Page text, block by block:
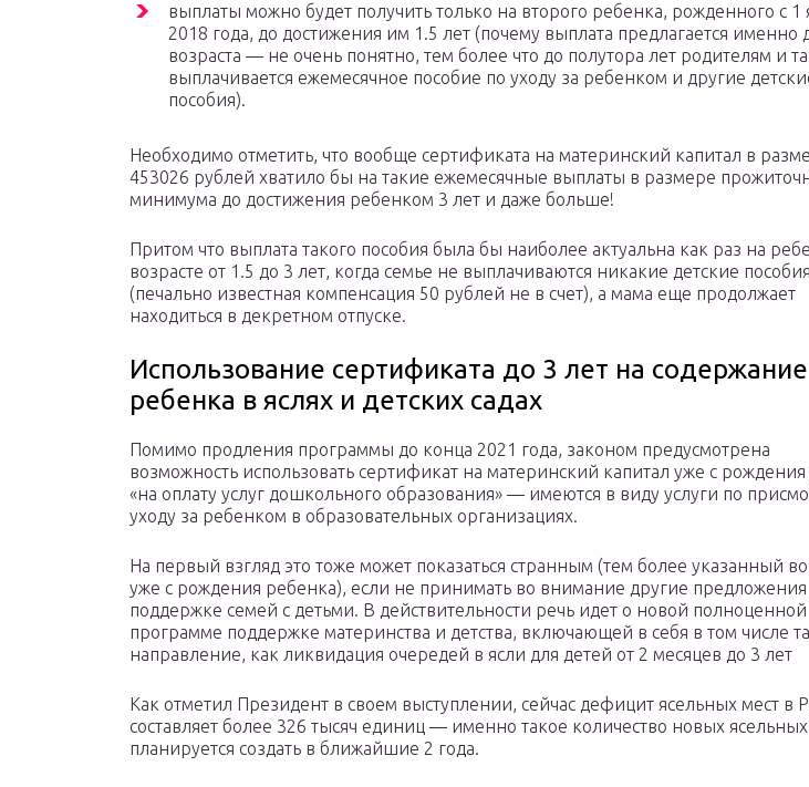
выплаты можно будет получить только на второго ребенка, рожденного с 1
2018 года, до достижения им 1.5 лет (почему выплата предлагается именно
возраста — не очень понятно, тем более что до полутора лет родителям и
выплачивается ежемесячное пособие по уходу за ребенком и другие
пособия).
Необходимо отметить, что вообще сертификата на материнский капитал в
453026 рублей хватило бы на такие ежемесячные выплаты в размере
минимума до достижения ребенком 3 лет и даже больше!
Притом что выплата такого пособия была бы наиболее актуальна как раз на
возрасте от 1.5 до 3 лет, когда семье не выплачиваются никакие детские пособия
(печально известная компенсация 50 рублей не в счет), а мама еще продолжает
находиться в декретном отпуске.
Использование сертификата до 3 лет на содержание
ребенка в яслях и детских садах
Помимо продления программы до конца 2021 года, законом предусмотрена
возможность использовать сертификат на материнский капитал уже с
«на оплату услуг дошкольного образования» — имеются в виду услуги по
уходу за ребенком в образовательных организациях.
На первый взгляд это тоже может показаться странным (тем более указанный
уже с рождения ребенка), если не принимать во внимание другие предложения
поддержке семей с детьми. В действительности речь идет о новой полноценной
программе поддержке материнства и детства, включающей в себя в том числе
направление, как ликвидация очередей в ясли для детей от 2 месяцев до 3 лет
Как отметил Президент в своем выступлении, сейчас дефицит ясельных мест в
составляет более 326 тысяч единиц — именно такое количество новых
планируется создать в ближайшие 2 года.